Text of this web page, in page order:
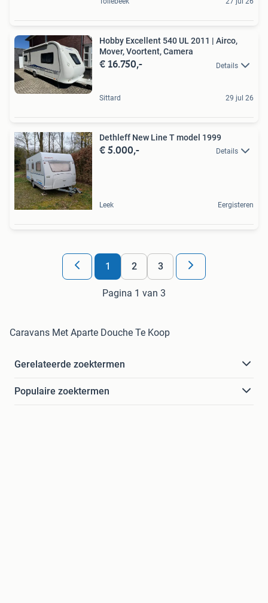
Hobby Excellent 540 UL 2011 | Airco,
Mover, Voortent, Camera
€ 16.750,- Details
Sittard 29 jul 26
Dethleff New Line T model 1999
€ 5.000,- Details
Leek Eergisteren
1 2 3
Pagina 1 van 3
Caravans Met Aparte Douche Te Koop
Gerelateerde zoektermen
Populaire zoektermen